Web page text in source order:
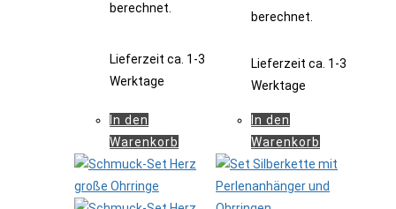
berechnet.
Lieferzeit ca. 1-3
Werktage
In den
Warenkorb
berechnet.
Lieferzeit ca. 1-3
Werktage
In den
Warenkorb